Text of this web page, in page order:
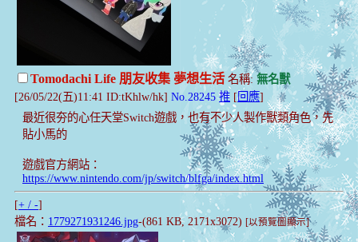
Tomodachi Life 朋友收集 夢想生活名稱: 無名獸
[26/05/22(五)11:41 ID:tKhlw/hk] No.28245 推 [回應]
最近很夯的心任天堂Switch遊戲，也有不少人製作獸類角色，先
貼小馬的
遊戲官方網站：
https://www.nintendo.com/jp/switch/blfga/index.html
[+ / -]
檔名： 1779271931246.jpg-(861 KB, 2171x3072) [以預覽圖顯示]